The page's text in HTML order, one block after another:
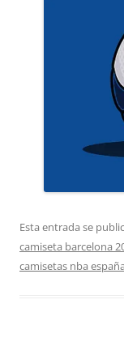
Esta entrada se
camiseta barcelona
camisetas nba españa